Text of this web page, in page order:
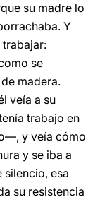
su madre lo
Y
trabajar:
se
madera.
veía a su
trabajo en
y veía cómo
y se iba a
silencio, esa
su resistencia